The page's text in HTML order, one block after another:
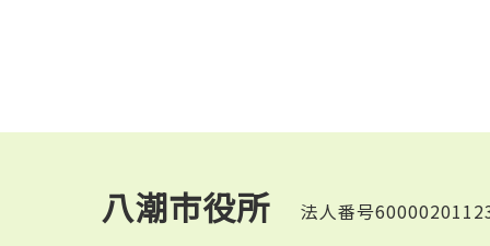
八潮市役所 法人番号